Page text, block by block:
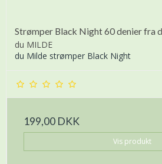
Strømper Black Night 60 denier fra
du MILDE
du Milde strømper Black Night
199,00 DKK
Vis produkt